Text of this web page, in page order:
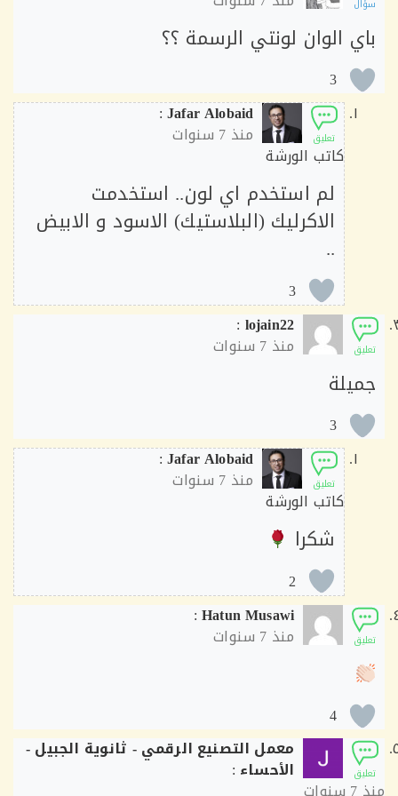
الوان لونتي الرسمة ؟؟
3
Jafar Alobaid
:
منذ7 سنوات
كاتب الورشة
لم استخدم اي لون.. استخدمت
الاكرليك (البلاستيك) الاسود و الابيض
3
lojain22
:
منذ
3
Jafar Alobaid
:
منذ7 سنوات
كاتب الورشة
شكرا
2
Hatun Musawi
:
منذ
4
معمل التصنيع الرقمي - ثانوية الجبيل -
الأحساء: